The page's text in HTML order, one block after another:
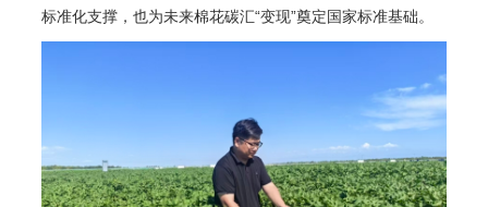
标准化支撑，也为未来棉花碳汇“变现”奠定国家标准基础。